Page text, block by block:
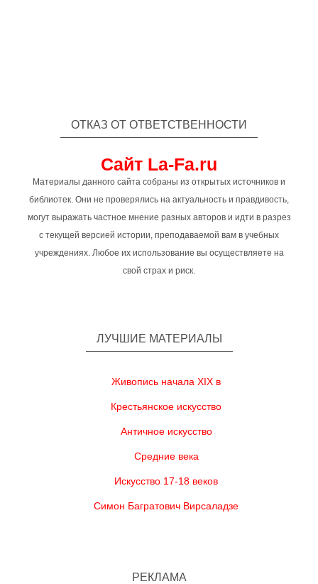
ОТКАЗ ОТ ОТВЕТСТВЕННОСТИ
Сайт La-Fa.ru
Материалы данного сайта собраны из открытых источников и
библиотек. Они не проверялись на актуальность и правдивость,
могут выражать частное мнение разных авторов и идти в разрез
с текущей версией истории, преподаваемой вам в учебных
учреждениях. Любое их использование вы осуществляете на
свой страх и риск.
ЛУЧШИЕ МАТЕРИАЛЫ
Живопись начала XIX в
Крестьянское искусство
Античное искусство
Средние века
Искусство 17-18 веков
Симон Багратович Вирсаладзе
РЕКЛАМА